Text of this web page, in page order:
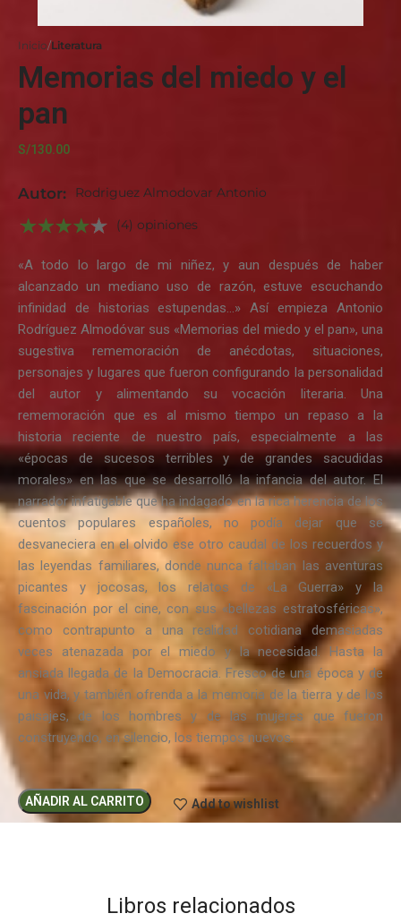
Inicio Literatura
Memorias del miedo y el
pan
S/130.00
Autor:
Rodriguez Almodovar Antonio
(4) opiniones
«A todo lo largo de mi niñez, y aun después de haber
alcanzado un mediano uso de razón, estuve escuchando
infinidad de historias estupendas…» Así empieza Antonio
Rodríguez Almodóvar sus «Memorias del miedo y el pan», una
sugestiva rememoración de anécdotas, situaciones,
personajes y lugares que fueron configurando la personalidad
del autor y alimentando su vocación literaria. Una
rememoración que es al mismo tiempo un repaso a la
historia reciente de nuestro país, especialmente a las
«épocas de sucesos terribles y de grandes sacudidas
morales» en las que se desarrolló la infancia del autor. El
narrador infatigable que ha indagado en la rica herencia de los
cuentos populares españoles, no podía dejar que se
desvaneciera en el olvido ese otro caudal de los recuerdos y
las leyendas familiares, donde nunca faltaban las aventuras
picantes y jocosas, los relatos de «La Guerra» y la
fascinación por el cine, con sus «bellezas estratosféricas»,
como contrapunto a una realidad cotidiana demasiadas
veces atenazada por el miedo y la necesidad. Hasta la
ansiada llegada de la Democracia. Fresco de una época y de
una vida, y también ofrenda a la memoria de la tierra y de los
paisajes, de los hombres y de las mujeres que fueron
construyendo, en silencio, los tiempos nuevos.
AÑADIR AL CARRITO Add to wishlist
Libros relacionados